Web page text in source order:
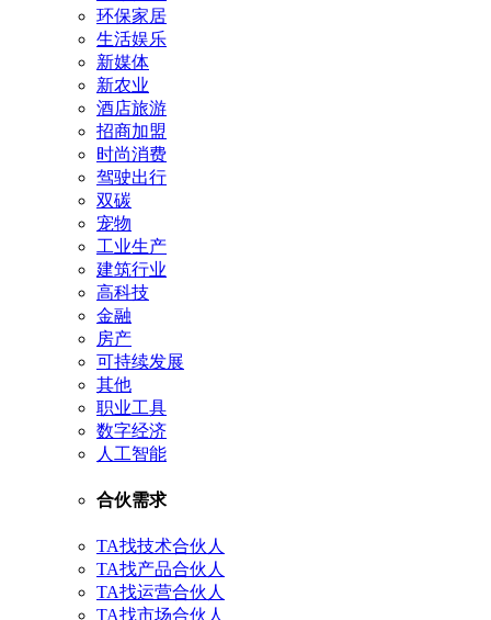
环保家居
生活娱乐
新媒体
新农业
酒店旅游
招商加盟
时尚消费
驾驶出行
双碳
宠物
工业生产
建筑行业
高科技
金融
房产
可持续发展
其他
职业工具
数字经济
人工智能
合伙需求
TA找技术合伙人
TA找产品合伙人
TA找运营合伙人
TA找市场合伙人